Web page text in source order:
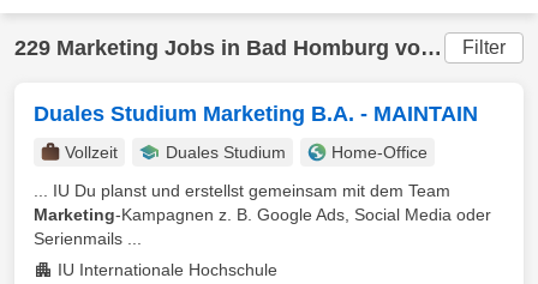
229 Marketing Jobs in Bad Homburg vor der Höhe Filter
Duales Studium Marketing B.A. - MAINTAIN
Vollzeit Duales Studium
Home-Office
... IU Du planst und erstellst gemeinsam mit dem Team
Marketing-Kampagnen z. B. Google Ads, Social Media oder
Serienmails ...
IU Internationale Hochschule